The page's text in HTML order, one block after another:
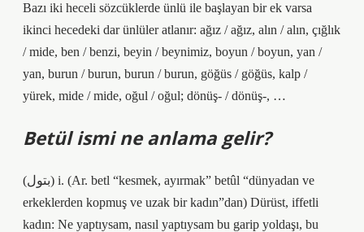
Bazı iki heceli sözcüklerde ünlü ile başlayan bir ek varsa
ikinci hecedeki dar ünlüler atlanır: ağız / ağız, alın / alın, çığlık
/ mide, ben / benzi, beyin / beynimiz, boyun / boyun, yan /
yan, burun / burun, burun / burun, göğüs / göğüs, kalp /
yürek, mide / mide, oğul / oğul; dönüş- / dönüş-, …
Betül ismi ne anlama gelir?
(ﺑﺘﻮﻝ) i. (Ar. betl “kesmek, ayırmak” betûl “dünyadan ve
erkeklerden kopmuş ve uzak bir kadın”dan) Dürüst, iffetli
kadın: Ne yaptıysam, nasıl yaptıysam bu garip yoldaşı, bu